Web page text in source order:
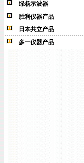
绿杨示波器
胜利仪器产品
日本共立产品
多一仪器产品